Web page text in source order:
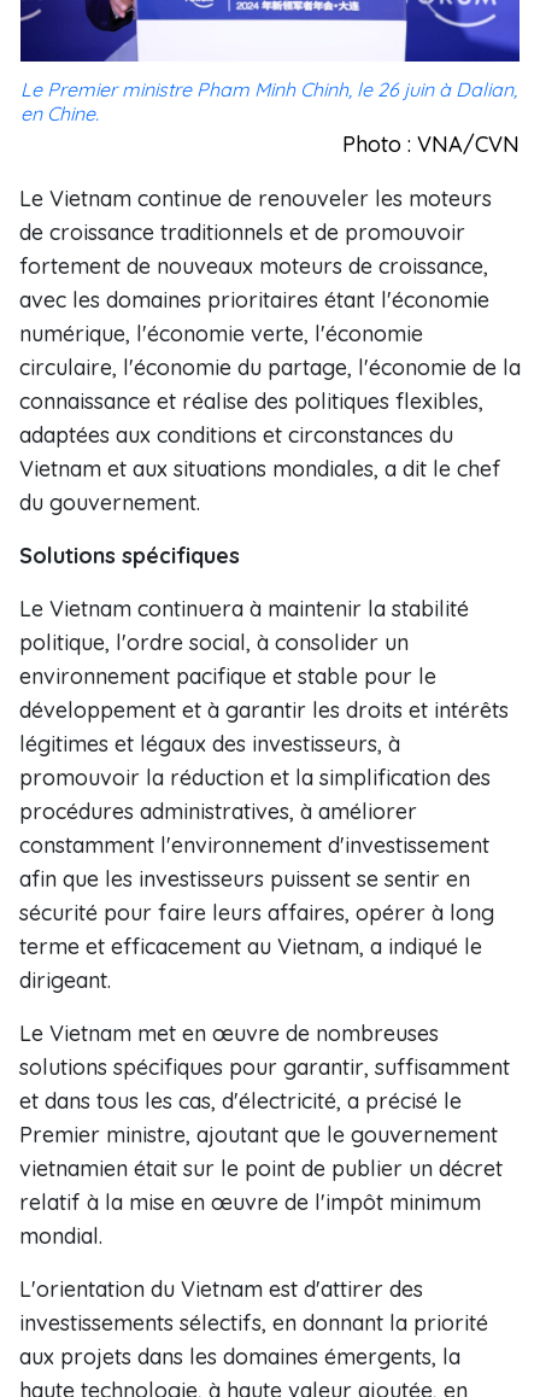
Le Premier ministre Pham Minh Chinh, le 26 juin à Dalian,
en Chine.
Photo : VNA/CVN
Le Vietnam continue de renouveler les moteurs
de croissance traditionnels et de promouvoir
fortement de nouveaux moteurs de croissance,
avec les domaines prioritaires étant l'économie
numérique, l'économie verte, l'économie
circulaire, l'économie du partage, l'économie de la
connaissance et réalise des politiques flexibles,
adaptées aux conditions et circonstances du
Vietnam et aux situations mondiales, a dit le chef
du gouvernement.
Solutions spécifiques
Le Vietnam continuera à maintenir la stabilité
politique, l'ordre social, à consolider un
environnement pacifique et stable pour le
développement et à garantir les droits et intérêts
légitimes et légaux des investisseurs, à
promouvoir la réduction et la simplification des
procédures administratives, à améliorer
constamment l'environnement d'investissement
afin que les investisseurs puissent se sentir en
sécurité pour faire leurs affaires, opérer à long
terme et efficacement au Vietnam, a indiqué le
dirigeant.
Le Vietnam met en œuvre de nombreuses
solutions spécifiques pour garantir, suffisamment
et dans tous les cas, d'électricité, a précisé le
Premier ministre, ajoutant que le gouvernement
vietnamien était sur le point de publier un décret
relatif à la mise en œuvre de l'impôt minimum
mondial.
L'orientation du Vietnam est d'attirer des
investissements sélectifs, en donnant la priorité
aux projets dans les domaines émergents, la
haute technologie, à haute valeur ajoutée, en